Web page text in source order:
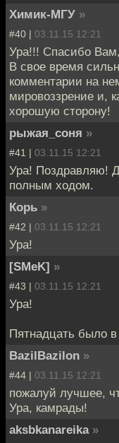
Химик-МГУ »
#40 | 03.11.15 12:21
Ура!!! Спасибо
В свое время
комментарии на
мировоззрение и,
хорошую сторону!
рыжая_соня »
#41 | 03.11.15 12:21
Ура! Поздравляю!
полным ходом.
Корь »
#42 | 03.11.15 12:21
Ура!
[SMeK] »
#43 | 03.11.15 12:21
Ура!
Пятнадцать было
BazilBazilon »
#44 | 03.11.15 12:21
пожалуй лучшее,
Ура, камрады!
aksbkanareika »